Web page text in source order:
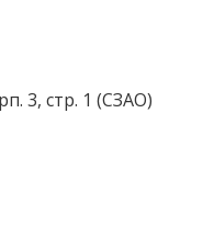
3, стр. 1 (СЗАО)